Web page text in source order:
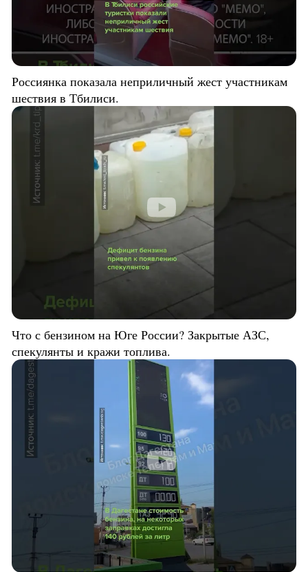
Россиянка показала неприличный жест участникам
шествия в Тбилиси.
Что с бензином на Юге России? Закрытые АЗС,
спекулянты и кражи топлива.